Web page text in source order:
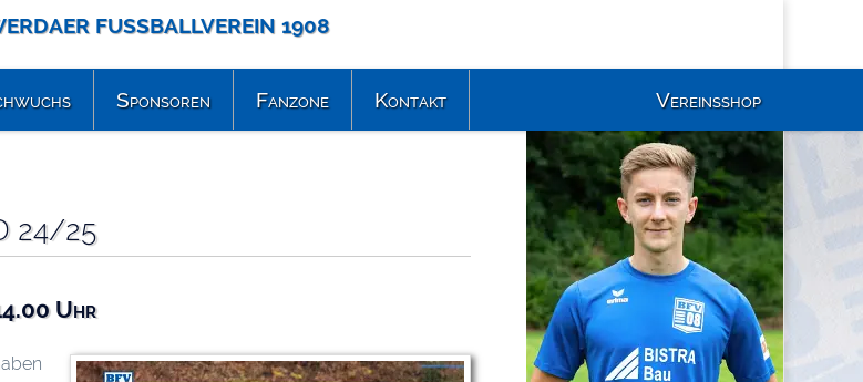
FUSSBALLVEREIN 1908
24/25
Uhr
Sponsoren Fanzone Kontakt Vereinsshop